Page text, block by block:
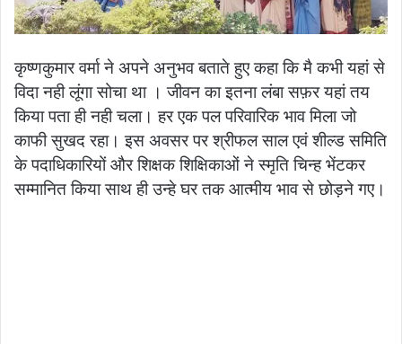
कृष्णकुमार वर्मा ने अपने अनुभव बताते हुए कहा कि मै कभी यहां से
विदा नही लूंगा सोचा था । जीवन का इतना लंबा सफ़र यहां तय
किया पता ही नही चला। हर एक पल परिवारिक भाव मिला जो
काफी सुखद रहा।इस अवसर पर श्रीफल साल एवं शील्ड समिति
के पदाधिकारियों और शिक्षक शिक्षिकाओं ने स्मृति चिन्ह भेंटकर
सम्मानित किया साथ ही उन्हे घर तक आत्मीय भाव से छोड़ने गए।